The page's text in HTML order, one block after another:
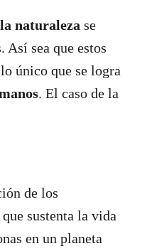
naturaleza se
Así sea que estos
único que se logra
. El caso de la
de los
sustenta la vida
en un planeta